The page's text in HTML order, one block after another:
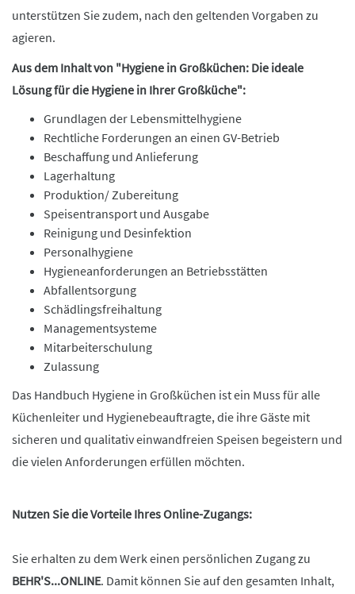
unterstützen Sie zudem, nach den geltenden Vorgaben zu
agieren.
Aus dem Inhalt von "Hygiene in Großküchen: Die ideale
Lösung für die Hygiene in Ihrer Großküche":
Grundlagen der Lebensmittelhygiene
Rechtliche Forderungen an einen GV-Betrieb
Beschaffung und Anlieferung
Lagerhaltung
Produktion/ Zubereitung
Speisentransport und Ausgabe
Reinigung und Desinfektion
Personalhygiene
Hygieneanforderungen an Betriebsstätten
Abfallentsorgung
Schädlingsfreihaltung
Managementsysteme
Mitarbeiterschulung
Zulassung
Das Handbuch Hygiene in Großküchen ist ein Muss für alle
Küchenleiter und Hygienebeauftragte, die ihre Gäste mit
sicheren und qualitativ einwandfreien Speisen begeistern und
die vielen Anforderungen erfüllen möchten.
Nutzen Sie die Vorteile Ihres Online-Zugangs:
Sie erhalten zu dem Werk einen persönlichen Zugang zu
BEHR'S...ONLINE. Damit können Sie auf den gesamten Inhalt,